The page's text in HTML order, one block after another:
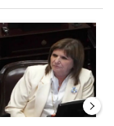
Senado dio media
de tendencia